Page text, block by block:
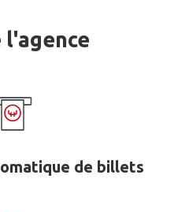
l'agence
de billets